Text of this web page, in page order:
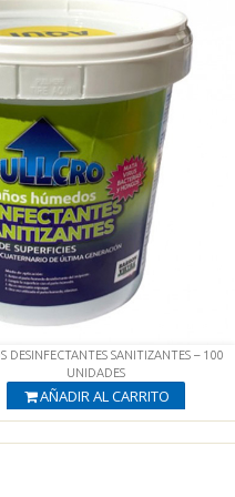
DESINFECTANTES SANITIZANTES – 100
UNIDADES
AÑADIR AL CARRITO
Agregado